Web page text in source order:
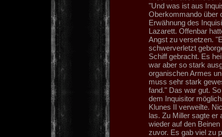
"Und was ist aus
Oberkommando über
Erwähnung des
Lazarett. Offenbar
Angst zu versetzen.
schwerverletzt
Schiff gebracht. Es
war aber so stark
organischen Armes
muss sehr stark
fand." Das war gut.
dem Inquisitor
Klunes II verweilte.
las. Zu Miller sagte er
wieder auf den
zuvor. Es gab viel zu